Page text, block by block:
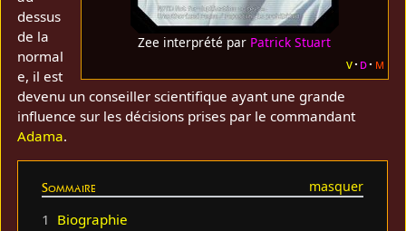
Zee interprété par Patrick Stuart
v d m
dessus
de la
normal
e, il est
devenu un conseiller scientifique ayant une grande
influence sur les décisions prises par le commandant
Adama.
Sommaire
1 Biographie